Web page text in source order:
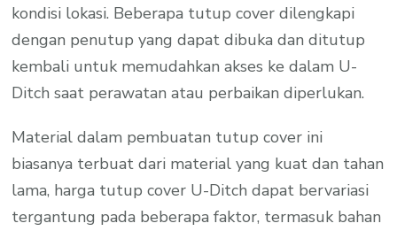
kondisi lokasi. Beberapa tutup cover dilengkapi
dengan penutup yang dapat dibuka dan ditutup
kembali untuk memudahkan akses ke dalam U-
Ditch saat perawatan atau perbaikan diperlukan.
Material dalam pembuatan tutup cover ini
biasanya terbuat dari material yang kuat dan tahan
lama, harga tutup cover U-Ditch dapat bervariasi
tergantung pada beberapa faktor, termasuk bahan